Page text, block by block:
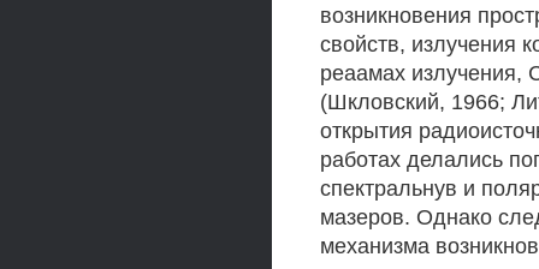
возникновения
свойств, излучения
реаамах излучения,
(Шкловский, 1966;
открытия
работах делались
спектральнув и
мазеров. Однако
механизма